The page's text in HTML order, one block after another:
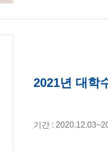
2021년 대학
기간 :